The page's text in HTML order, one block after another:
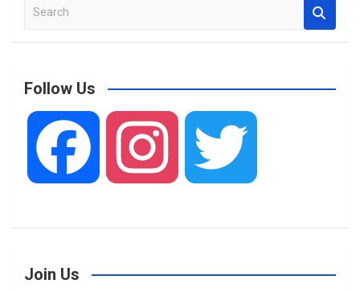
a
c
Follow Us
Join Us